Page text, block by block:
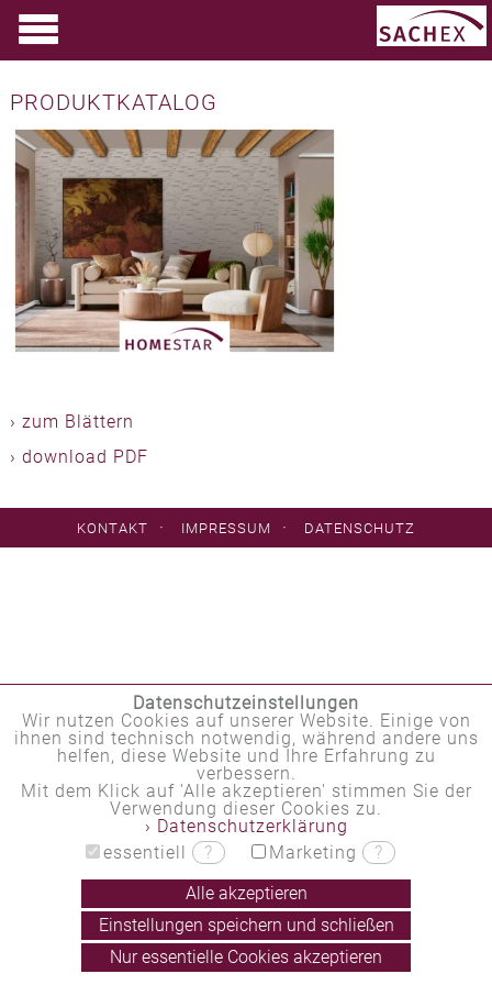
Datenschutzeinstellungen
Wir nutzen Cookies auf unserer Website. Einige von
ihnen sind technisch notwendig, während andere uns
helfen, diese Website und Ihre Erfahrung zu
verbessern.
Mit dem Klick auf 'Alle akzeptieren' stimmen Sie der
Verwendung dieser Cookies zu.
› Datenschutzerklärung
essentiell ? Marketing ?
Alle akzeptieren
Einstellungen speichern und schließen
Nur essentielle Cookies akzeptieren
PRODUKTKATALOG
› zum Blättern
› download PDF
KONTAKT · IMPRESSUM · DATENSCHUTZ